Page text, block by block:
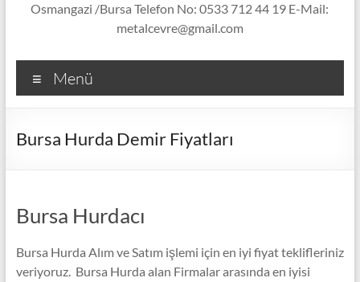
Osmangazi /Bursa Telefon No: 0533 712 44 19 E-Mail:
metalcevre@gmail.com
Menü
Bursa Hurda Demir Fiyatları
Bursa Hurdacı
Bursa Hurda Alım ve Satım işlemi için en iyi fiyat teklifleriniz
veriyoruz. Bursa Hurda alan Firmalar arasında en iyisi